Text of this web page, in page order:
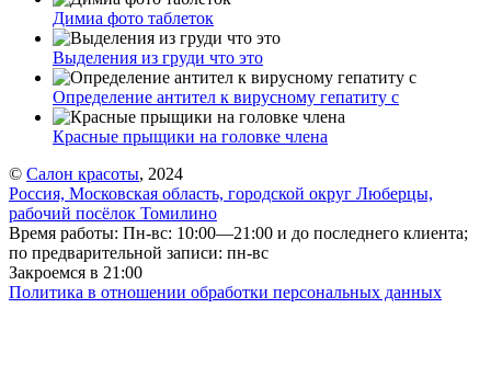
Димиа фото таблеток
Выделения из груди что это
Определение антител к вирусному гепатиту с
Красные прыщики на головке члена
© Салон красоты, 2024
Россия, Московская область, городской округ Люберцы,
рабочий посёлок Томилино
Время работы: Пн-вс: 10:00—21:00 и до последнего клиента;
по предварительной записи: пн-вс
Закроемся в 21:00
Политика в отношении обработки персональных данных